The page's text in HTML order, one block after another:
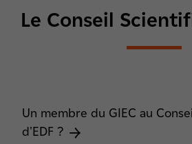
Le Conseil
Un membre du GIEC au
d'EDF ?